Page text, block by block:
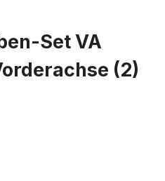
Set VA
(2)